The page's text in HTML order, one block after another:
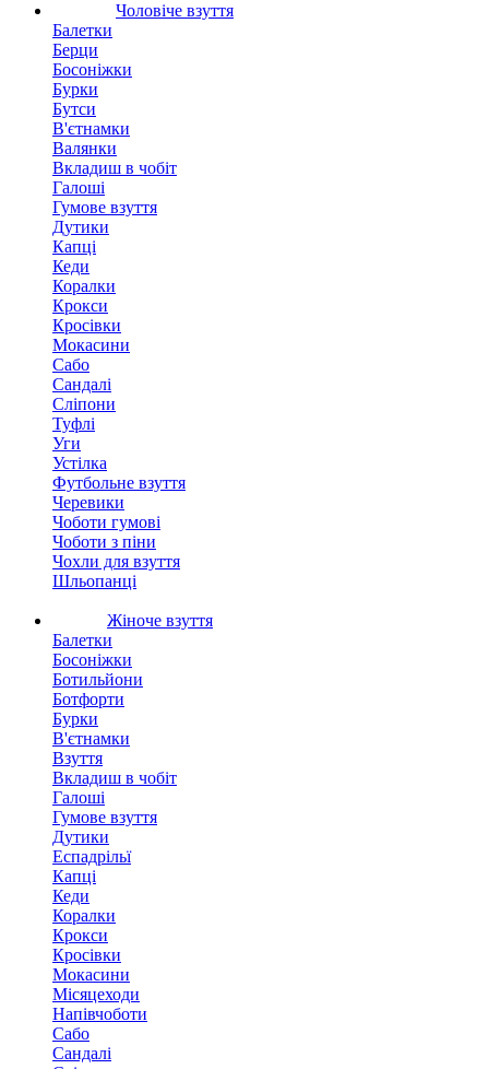
Чоловіче взуття
Балетки
Берци
Босоніжки
Бурки
Бутси
В'єтнамки
Валянки
Вкладиш в чобіт
Галоші
Гумове взуття
Дутики
Капці
Кеди
Коралки
Крокси
Кросівки
Мокасини
Сабо
Сандалі
Сліпони
Туфлі
Уги
Устілка
Футбольне взуття
Черевики
Чоботи гумові
Чоботи з піни
Чохли для взуття
Шльопанці
Жіноче взуття
Балетки
Босоніжки
Ботильйони
Ботфорти
Бурки
В'єтнамки
Взуття
Вкладиш в чобіт
Галоші
Гумове взуття
Дутики
Еспадрільї
Капці
Кеди
Коралки
Крокси
Кросівки
Мокасини
Місяцеходи
Напівчоботи
Сабо
Сандалі